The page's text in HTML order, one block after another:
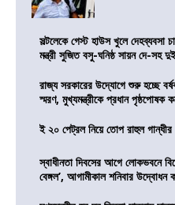
সল্টলেকে গেস্ট হাউস খুলে
মন্ত্রী সুজিত বসু-ঘনিষ্ঠ সায়ন দে-সহ দুই
রাজ্য সরকারের উদ্যোগে শুরু হচ্ছে
স্মরণ, মুখ্যমন্ত্রীকে প্রধান পৃষ্ঠপোষক
ই ২০ পেট্রল নিয়ে তোপ রাহুল গান্ধীর
স্বাধীনতা দিবসের আগে লোকভবনে
বেঙ্গল’, আগামীকাল শনিবার উদ্বোধন